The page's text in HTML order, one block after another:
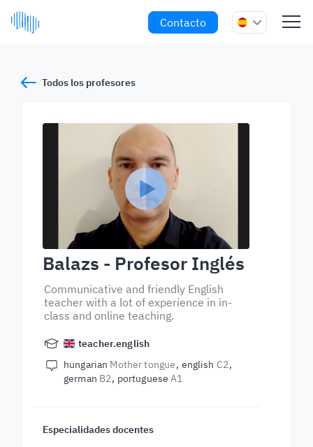
Contacto
Todos los profesores
Balazs - Profesor Inglés
Communicative and friendly English
teacher with a lot of experience in in-
class and online teaching.
teacher.english
hungarian Mother tongue english C2
german B2 portugueseA1
Especialidades docentes